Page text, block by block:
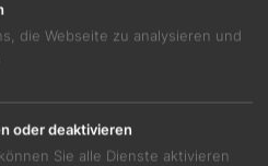
die Webseite zu analysieren und
oder deaktivieren
Sie alle Dienste aktivieren